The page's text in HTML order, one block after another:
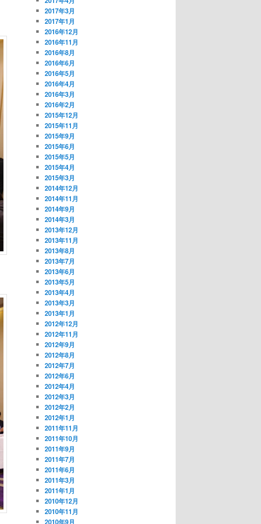
2017年3月
2017年1月
2016年12月
2016年11月
2016年8月
2016年6月
2016年5月
2016年4月
2016年3月
2016年2月
2015年12月
2015年11月
2015年9月
2015年6月
2015年5月
2015年4月
2015年3月
2014年12月
2014年11月
2014年9月
2014年3月
2013年12月
2013年11月
2013年8月
2013年7月
2013年6月
2013年5月
2013年4月
2013年3月
2013年1月
2012年12月
2012年11月
2012年9月
2012年8月
2012年7月
2012年6月
2012年4月
2012年3月
2012年2月
2012年1月
2011年11月
2011年10月
2011年9月
2011年7月
2011年6月
2011年3月
2011年1月
2010年12月
2010年11月
2010年9月